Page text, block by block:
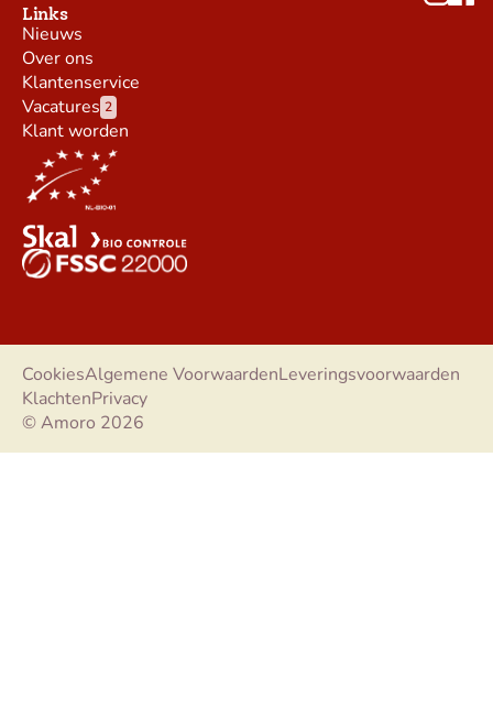
Links
Nieuws
Over ons
Klantenservice
Vacatures 2
Klant worden
© Amoro 2026
CookiesAlgemene VoorwaardenLeveringsvoorwaarden
KlachtenPrivacy